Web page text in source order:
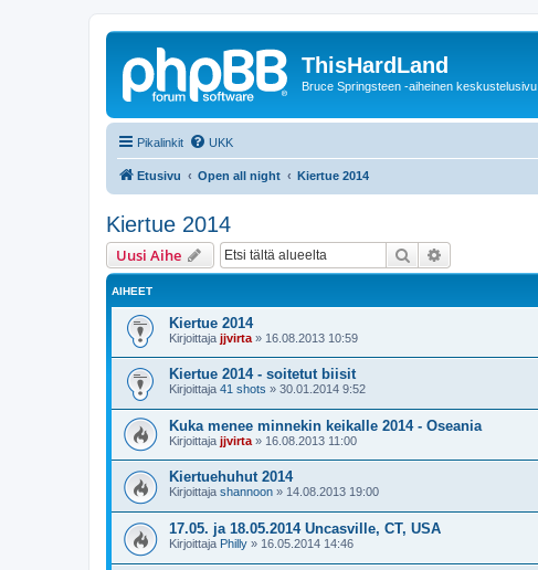
ThisHardLand
Bruce Springsteen -aiheinen keskustelusivu
Pikalinkit UKK
Etusivu Open all night Kiertue 2014
Kiertue 2014
Uusi Aihe Etsi
AIHEET
Kiertue 2014
Kirjoittaja jjvirta » 16.08.2013 10:59
Kiertue 2014 - soitetut biisit
Kirjoittaja 41 shots » 30.01.2014 9:52
Kuka menee minnekin keikalle 2014 - Oseania
Kirjoittaja jjvirta » 16.08.2013 11:00
Kiertuehuhut 2014
Kirjoittaja shannoon » 14.08.2013 19:00
17.05. ja 18.05.2014 Uncasville, CT, USA
Kirjoittaja Philly » 16.05.2014 14:46